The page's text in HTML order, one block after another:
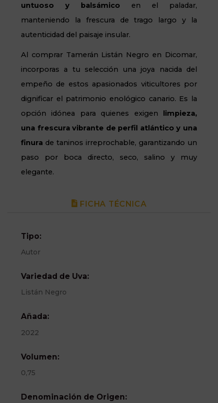
untuoso y balsámico en el paladar,
manteniendo la frescura de trago largo y la
autenticidad del paisaje insular.
Al comprar Tamerán Listán Negro en Dicomar,
incorporas a tu selección una joya nacida del
empeño de estos apasionados viticultores por
dignificar el patrimonio enológico canario. Es la
opción idónea para quienes exigen limpieza,
una frescura vibrante de perfil atlántico y una
finura de taninos irreprochable, garantizando un
paso por boca directo, seco, salino y muy
elegante.
FICHA TÉCNICA
Tipo:
Autor
Variedad de Uva:
Listán Negro
Añada:
2022
Volumen:
0,75
Denominación de Origen: